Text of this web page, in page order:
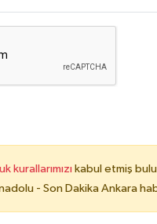
kurallarımızı kabul etmiş
- Son Dakika Ankara